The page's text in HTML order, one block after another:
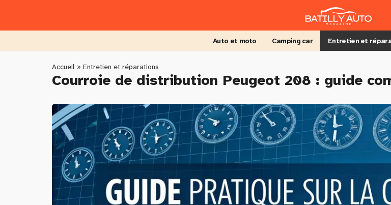
Auto et moto Camping car Entretien et
You
are
here
Accueil » Entretien et réparations
Courroie de distribution Peugeot 208 : guide